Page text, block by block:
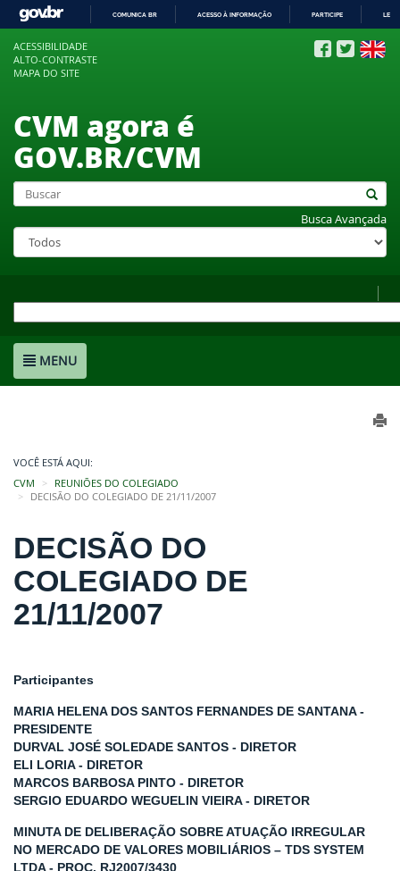
COMUNICA BR ACESSO À INFORMAÇÃO PARTICIPE
ACESSIBILIDADE
ALTO-CONTRASTE
MAPA DO SITE
CVM agora é
GOV.BR/CVM
Busca Avançada
MENU
VOCÊ ESTÁ AQUI:
CVM
REUNIÕES DO COLEGIADO
DECISÃO DO COLEGIADO DE 21/11/2007
DECISÃO DO
COLEGIADO DE
21/11/2007
Participantes
MARIA HELENA DOS SANTOS FERNANDES DE SANTANA -
PRESIDENTE
DURVAL JOSÉ SOLEDADE SANTOS - DIRETOR
ELI LORIA - DIRETOR
MARCOS BARBOSA PINTO - DIRETOR
SERGIO EDUARDO WEGUELIN VIEIRA - DIRETOR
MINUTA DE DELIBERAÇÃO SOBRE ATUAÇÃO IRREGULAR
NO MERCADO DE VALORES MOBILIÁRIOS – TDS SYSTEM
LTDA - PROC. RJ2007/3430